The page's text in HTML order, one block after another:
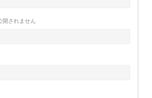
されません